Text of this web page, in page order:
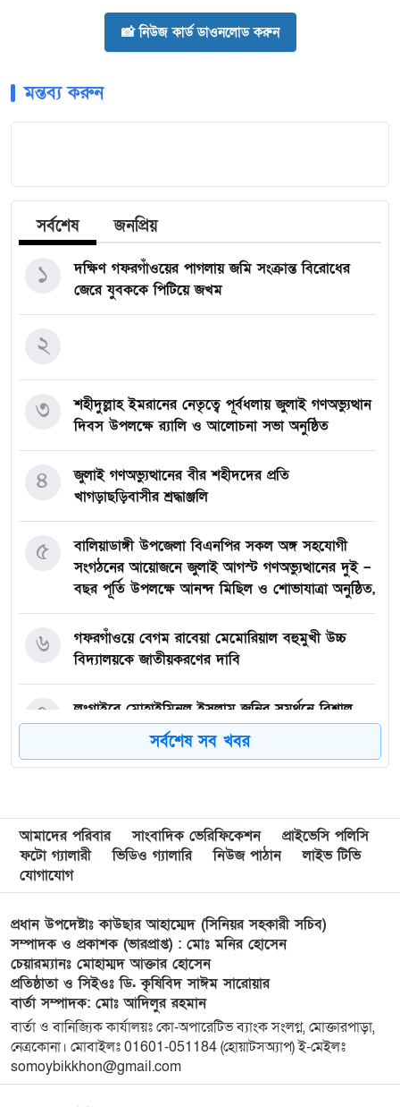
📸 নিউজ কার্ড ডাওনলোড করুন
মন্তব্য করুন
সর্বশেষ জনপ্রিয়
দক্ষিণ গফরগাঁওয়ের পাগলায় জমি সংক্রান্ত বিরোধের
জেরে যুবককে পিটিয়ে জখম
১
২
শহীদুল্লাহ ইমরানের নেতৃত্বে পূর্বধলায় জুলাই গণঅভ্যুত্থান
দিবস উপলক্ষে র‍্যালি ও আলোচনা সভা অনুষ্ঠিত
৩
জুলাই গণঅভ্যুত্থানের বীর শহীদদের প্রতি
খাগড়াছড়িবাসীর শ্রদ্ধাঞ্জলি
৪
বালিয়াডাঙ্গী উপজেলা বিএনপির সকল অঙ্গ সহযোগী
সংগঠনের আয়োজনে জুলাই আগস্ট গণঅভ্যুত্থানের দুই –
বছর পূর্তি উপলক্ষে আনন্দ মিছিল ও শোভাযাত্রা অনুষ্ঠিত,
৫
গফরগাঁওয়ে বেগম রাবেয়া মেমোরিয়াল বহুমুখী উচ্চ
বিদ্যালয়কে জাতীয়করণের দাবি
৬
লংগাইরে মোহাইমিনুল ইসলাম জনির সমর্থনে বিশাল
উঠান বৈঠক। যোগ্যতা ও নতুন নেতৃত্বের প্রতীক জনিই
৭
জামে মসজিদের নতুন ব্যবস্থাপনা কমিটি গঠন:
পূর্বধলায় যে বিদ্যালয়ে পড়েছেন, সেই বিদ্যালয়েই এমপি
হিসেবে সংবর্ধিত মানসুরা আলম
৯
বি এনপি নেতা কে মারধর দলিল লেখক রহিছ কে প্রধান
আসামি করে থানায় অভিযোগ। ‎
১০
পানছড়িতে শিক্ষা ও ধর্মীয় প্রতিষ্ঠানে বিজিবির অনুদান
প্রদান
১১
সবুজায়নে সেনাবাহিনীর ব্যতিক্রমী উদ্যোগ,
১২
সর্বশেষ সব খবর
আমাদের পরিবার সাংবাদিক ভেরিফিকেশন
প্রাইভেসি পলিসি
ফটো গ্যালারী
ভিডিও গ্যালারি নিউজ পাঠান
লাইভ টিভি
যোগাযোগ
প্রধান উপদেষ্টাঃ কাউছার আহাম্মেদ (সিনিয়র সহকারী সচিব)
সম্পাদক ও প্রকাশক (ভারপ্রাপ্ত) : মোঃ মনির হোসেন
চেয়ারম্যানঃ মোহাম্মদ আক্তার হোসেন
প্রতিষ্ঠাতা ও সিইওঃ ডি. কৃষিবিদ সাঈম সারোয়ার
বার্তা সম্পাদক: মোঃ আদিলুর রহমান
বার্তা ও বানিজ্যিক কার্যালয়ঃ কো-অপারেটিভ ব্যাংক সংলগ্ন, মোক্তারপাড়া,
নেত্রকোনা। মোবাইলঃ 01601-051184 (হোয়াটসঅ্যাপ) ই-মেইলঃ
somoybikkhon@gmail.com